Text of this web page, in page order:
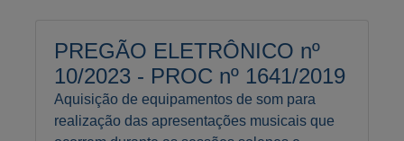
PREGÃO ELETRÔNICO nº
10/2023 - PROC nº 1641/2019
Aquisição de equipamentos de som para
realização das apresentações musicais que